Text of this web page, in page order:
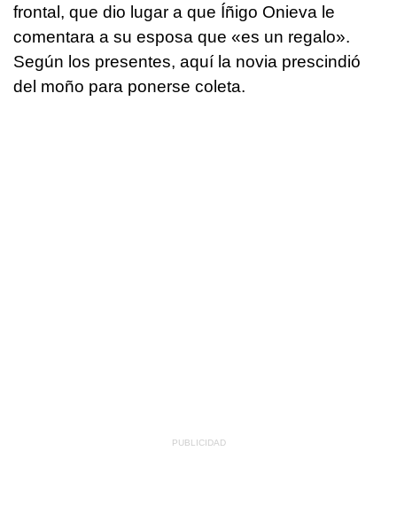
frontal, que dio lugar a que Íñigo Onieva le
comentara a su esposa que «es un regalo».
Según los presentes, aquí la novia prescindió
del moño para ponerse coleta.